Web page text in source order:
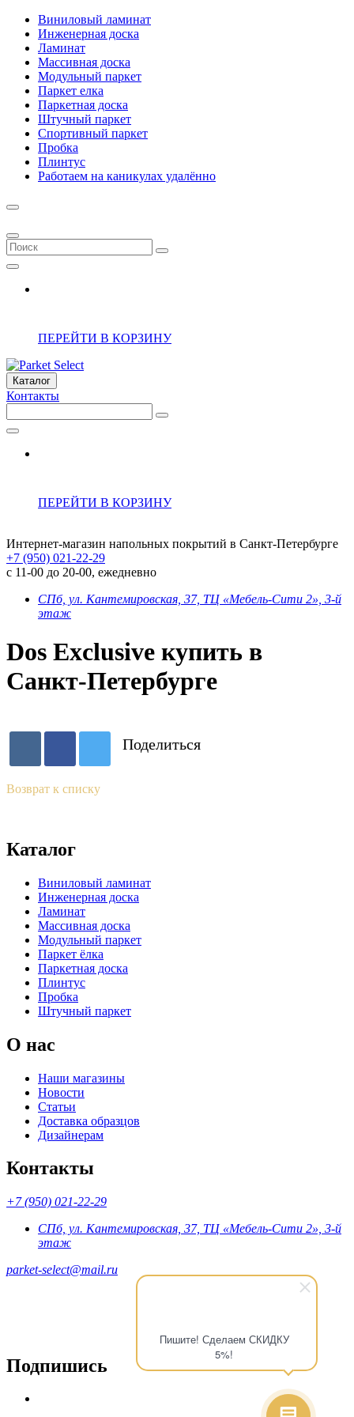
Пишите! Сделаем СКИДКУ
5%!
Виниловый ламинат
Инженерная доска
Ламинат
Массивная доска
Модульный паркет
Паркет елка
Паркетная доска
Штучный паркет
Спортивный паркет
Пробка
Плинтус
Работаем на каникулах удалённо
ПЕРЕЙТИ В КОРЗИНУ
Каталог
Контакты
ПЕРЕЙТИ В КОРЗИНУ
Интернет-магазин напольных покрытий в Санкт-Петербурге
+7 (950) 021-22-29
с 11-00 до 20-00, ежедневно
СПб, ул. Кантемировская, 37, ТЦ «Мебель-Сити 2», 3-й
этаж
Dos Exclusive купить в
Санкт-Петербурге
Поделиться
Возврат к списку
Каталог
Виниловый ламинат
Инженерная доска
Ламинат
Массивная доска
Модульный паркет
Паркет ёлка
Паркетная доска
Плинтус
Пробка
Штучный паркет
О нас
Наши магазины
Новости
Статьи
Доставка образцов
Дизайнерам
Контакты
+7 (950) 021-22-29
СПб, ул. Кантемировская, 37, ТЦ «Мебель-Сити 2», 3-й
этаж
parket-select@mail.ru
Подпишись